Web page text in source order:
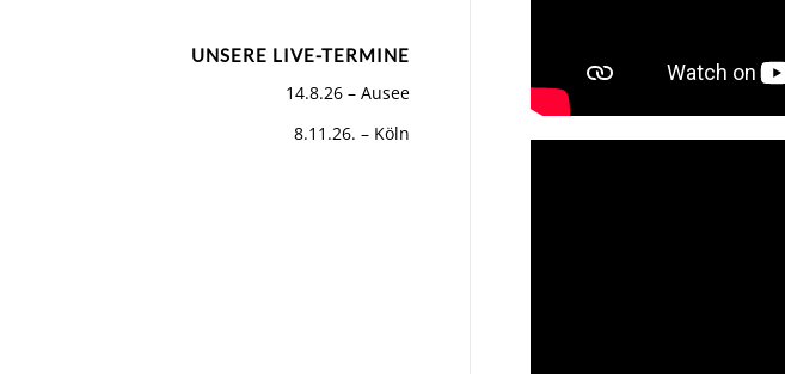
UNSERE LIVE-TERMINE
14.8.26 – Ausee
8.11.26. – Köln